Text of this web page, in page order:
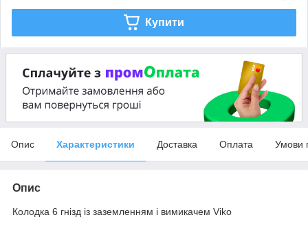
Купити
Опис Характеристики Доставка Оплата Умови
Опис
Колодка 6 гнізд із заземленням і вимикачем Viko